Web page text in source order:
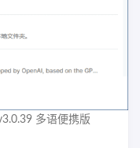
多语便携版